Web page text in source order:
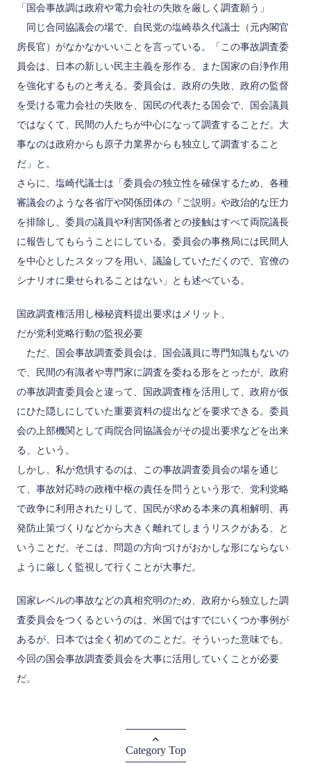
「国会事故調は政府や電力会社の失敗を厳しく調査願う」
同じ合同協議会の場で、自民党の塩崎恭久代議士（元内閣官
房長官）がなかなかいいことを言っている。「この事故調査委
員会は、日本の新しい民主主義を形作る、また国家の自浄作用
を強化するものと考える。委員会は、政府の失敗、政府の監督
を受ける電力会社の失敗を、国民の代表たる国会で、国会議員
ではなくて、民間の人たちが中心になって調査することだ。大
事なのは政府からも原子力業界からも独立して調査すること
だ」と。
さらに、塩崎代議士は「委員会の独立性を確保するため、各種
審議会のような各省庁や関係団体の『ご説明』や政治的な圧力
を排除し、委員の議員や利害関係者との接触はすべて両院議長
に報告してもらうことにしている。委員会の事務局には民間人
を中心としたスタッフを用い、議論していただくので、官僚の
シナリオに乗せられることはない」とも述べている。
国政調査権活用し極秘資料提出要求はメリット、
だが党利党略行動の監視必要
ただ、国会事故調査委員会は、国会議員に専門知識もないの
で、民間の有識者や専門家に調査を委ねる形をとったが、政府
の事故調査委員会と違って、国政調査権を活用して、政府が仮
にひた隠しにしていた重要資料の提出などを要求できる。委員
会の上部機関として両院合同協議会がその提出要求などを出来
る、という。
しかし、私が危惧するのは、この事故調査委員会の場を通じ
て、事故対応時の政権中枢の責任を問うという形で、党利党略
で政争に利用されたりして、国民が求める本来の真相解明、再
発防止策づくりなどから大きく離れてしまうリスクがある、と
いうことだ。そこは、問題の方向づけがおかしな形にならない
ように厳しく監視して行くことが大事だ。
国家レベルの事故などの真相究明のため、政府から独立した調
査委員会をつくるというのは、米国ではすでにいくつか事例が
あるが、日本では全く初めてのことだ。そういった意味でも、
今回の国会事故調査委員会を大事に活用していくことが必要
だ。
Category Top